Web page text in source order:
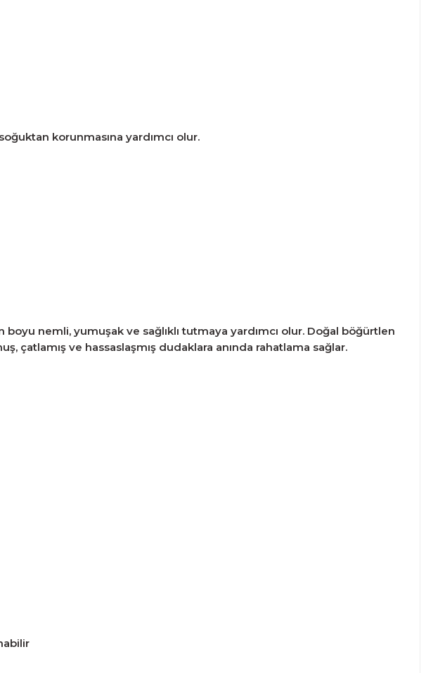
korunmasına yardımcı olur.
nemli, yumuşak ve sağlıklı tutmaya yardımcı olur. Doğal böğürtlen
çatlamış ve hassaslaşmış dudaklara anında rahatlama sağlar.